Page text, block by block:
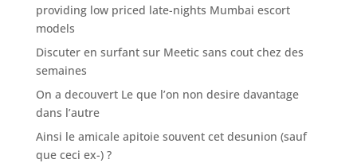
providing low priced late-nights Mumbai escort
models
Discuter en surfant sur Meetic sans cout chez des
semaines
On a decouvert Le que l’on non desire davantage
dans l’autre
Ainsi le amicale apitoie souvent cet desunion (sauf
que ceci ex-) ?